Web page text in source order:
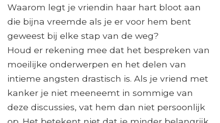
Waarom legt je vriendin haar hart bloot aan
die bijna vreemde als je er voor hem bent
geweest bij elke stap van de weg?
Houd er rekening mee dat het bespreken van
moeilijke onderwerpen en het delen van
intieme angsten drastisch is. Als je vriend met
kanker je niet meeneemt in sommige van
deze discussies, vat hem dan niet persoonlijk